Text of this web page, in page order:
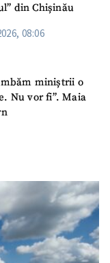
din Chișinău
08:06
miniștrii o
Nu vor fi”. Maia